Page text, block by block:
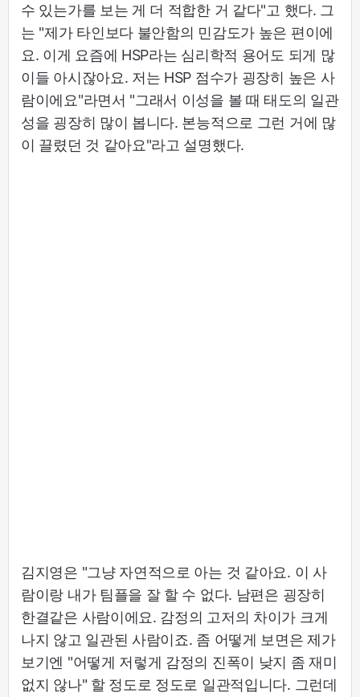
수 있는가를 보는 게 더 적합한 거 같다"고 했다. 그
는 "제가 타인보다 불안함의 민감도가 높은 편이에
요. 이게 요즘에 HSP라는 심리학적 용어도 되게 많
이들 아시잖아요. 저는 HSP 점수가 굉장히 높은 사
람이에요"라면서 "그래서 이성을 볼 때 태도의 일관
성을 굉장히 많이 봅니다. 본능적으로 그런 거에 많
이 끌렸던 것 같아요"라고 설명했다.
김지영은 "그냥 자연적으로 아는 것 같아요. 이 사
람이랑 내가 팀플을 잘 할 수 없다. 남편은 굉장히
한결같은 사람이에요. 감정의 고저의 차이가 크게
나지 않고 일관된 사람이죠. 좀 어떻게 보면은 제가
보기엔 "어떻게 저렇게 감정의 진폭이 낮지 좀 재미
없지 않나" 할 정도로 정도로 일관적입니다. 그런데